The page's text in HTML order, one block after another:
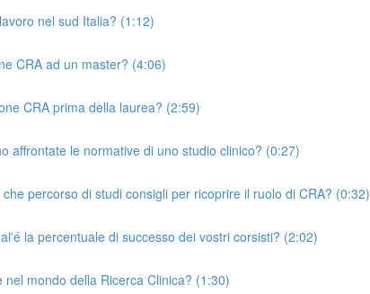
nel sud Italia? (1:12)
CRA ad un master? (4:06)
CRA prima della laurea? (2:59)
affrontate le normative di uno studio clinico? (0:27)
percorso di studi consigli per ricoprire il ruolo di CRA? (0:32)
la percentuale di successo dei vostri corsisti? (2:02)
mondo della Ricerca Clinica? (1:30)